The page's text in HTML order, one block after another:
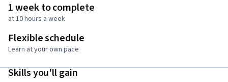
1 week to complete
at 10 hours a week
Flexible schedule
Learn at your own pace
Skills you'll gain